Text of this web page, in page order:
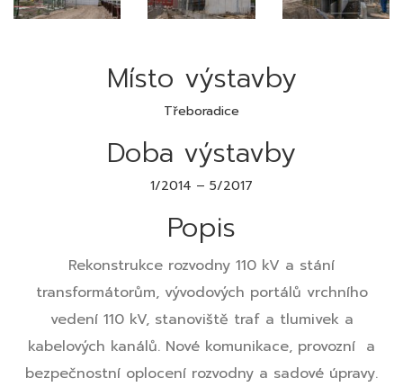
Místo výstavby
Třeboradice
Doba výstavby
1/2014 – 5/2017
Popis
Rekonstrukce rozvodny 110 kV a stání
transformátorům, vývodových portálů vrchního
vedení 110 kV, stanoviště traf a tlumivek a
kabelových kanálů. Nové komunikace, provozní a
bezpečnostní oplocení rozvodny a sadové úpravy.